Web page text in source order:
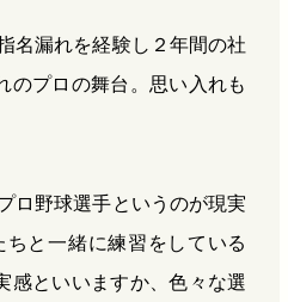
名漏れを経験し２年間の社
のプロの舞台。思い入れも
ロ野球選手というのが現実
と一緒に練習をしている
感といいますか、色々な選